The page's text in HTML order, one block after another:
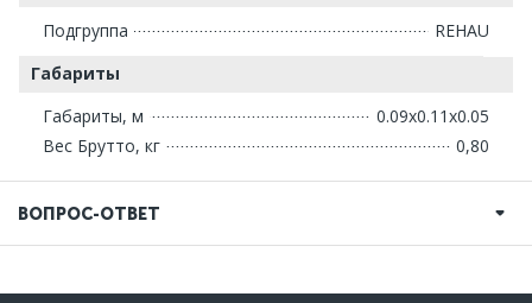
Подгруппа
REHAU
Габариты
Габариты, м
0.09x0.11x0.05
Вес Брутто, кг
0,80
ВОПРОС-ОТВЕТ